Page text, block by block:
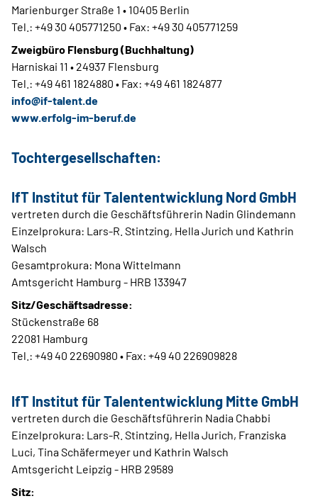
Marienburger Straße 1 • 10405 Berlin
Tel.: +49 30 405771250 • Fax: +49 30 405771259
Zweigbüro Flensburg (Buchhaltung)
Harniskai 11 • 24937 Flensburg
Tel.: +49 461 1824880 • Fax: +49 461 1824877
info@if-talent.de
www.erfolg-im-beruf.de
Tochtergesellschaften:
IfT Institut für Talententwicklung Nord GmbH
vertreten durch die Geschäftsführerin Nadin Glindemann
Einzelprokura: Lars-R. Stintzing, Hella Jurich und Kathrin
Walsch
Gesamtprokura: Mona Wittelmann
Amtsgericht Hamburg - HRB 133947
Sitz/Geschäftsadresse:
Stückenstraße 68
22081 Hamburg
Tel.: +49 40 22690980 • Fax: +49 40 226909828
IfT Institut für Talententwicklung Mitte GmbH
vertreten durch die Geschäftsführerin Nadia Chabbi
Einzelprokura: Lars-R. Stintzing, Hella Jurich, Franziska
Luci, Tina Schäfermeyer und Kathrin Walsch
Amtsgericht Leipzig - HRB 29589
Sitz: